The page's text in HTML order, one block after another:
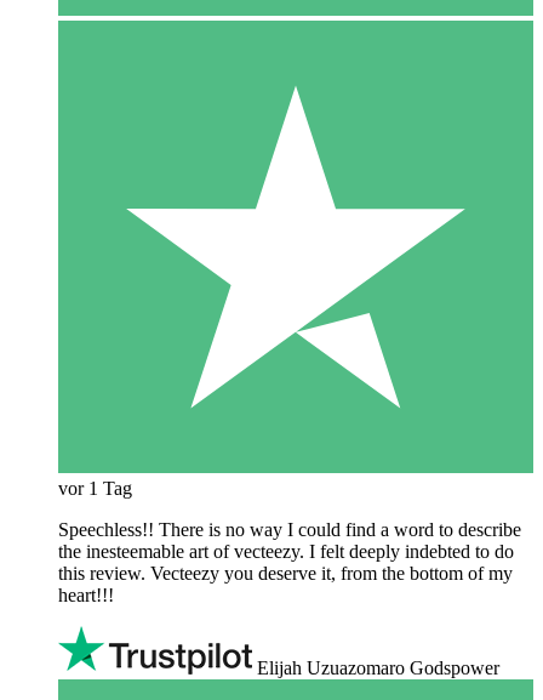
vor 1 Tag
Speechless!! There is no way I could find a word to describe
the inesteemable art of vecteezy. I felt deeply indebted to do
this review. Vecteezy you deserve it, from the bottom of my
heart!!!
Elijah Uzuazomaro Godspower